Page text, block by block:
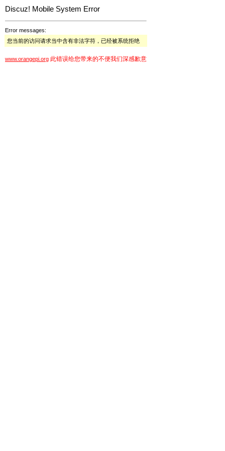
Discuz! Mobile System Error
Error messages:
您当前的访问请求当中含有非法字符，已经被系统拒绝
www.orangepi.org 此错误给您带来的不便我们深感歉意